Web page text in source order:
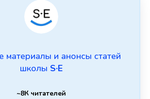
материалы и анонсы статей
школы S·E
~8К читателей